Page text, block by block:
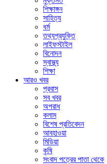
শিক্ষাঙ্গন
সাহিত্য
ধর্ম
তথ্যপ্রযুক্তি
লাইফস্টাইল
বিনোদন
স্বাস্থ্য
শিক্ষা
আরও খবর
প্রবাস
সব খবর
অপরাধ
কলাম
বিশেষ প্রতিবেদন
আবহাওয়া
মিডিয়া
কৃষি
সংবাদ পত্রের পাতা থেকে